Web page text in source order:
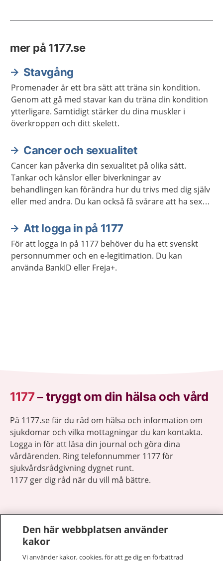
mer på 1177.se
Stavgång
Promenader är ett bra sätt att träna sin kondition.
Genom att gå med stavar kan du träna din kondition
ytterligare. Samtidigt stärker du dina muskler i
överkroppen och ditt skelett.
Cancer och sexualitet
Cancer kan påverka din sexualitet på olika sätt.
Tankar och känslor eller biverkningar av
behandlingen kan förändra hur du trivs med dig själv
eller med andra. Du kan också få svårare att ha sex
lusten och förmågan att ha sex.
Att logga in på 1177
För att logga in på 1177 behöver du ha ett svenskt
personnummer och en e-legitimation. Du kan
använda BankID eller Freja+.
1177–tryggt om din hälsa och vård
På 1177.se får du råd om hälsa och information om
sjukdomar och vilka mottagningar du kan kontakta.
Logga in för att läsa din journal och göra dina
vårdärenden. Ring telefonnummer 1177 för
sjukvårdsrådgivning dygnet runt.
1177 ger dig råd när du vill må bättre.
1177 på flera språk
Den här webbplatsen använder
kakor
Vi använder kakor, cookies, för att ge dig en förbättrad